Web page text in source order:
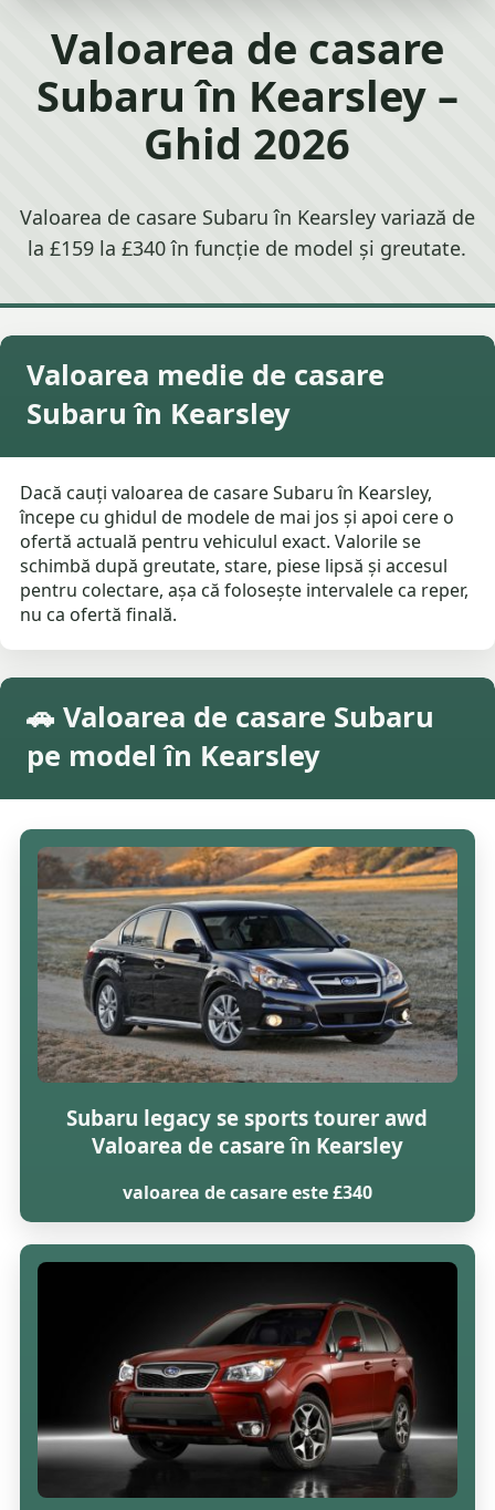
Valoarea de casare
Subaru în Kearsley –
Ghid 2026
Valoarea de casare Subaru în Kearsley variază de
la £159 la £340 în funcție de model și greutate.
Valoarea medie de casare
Subaru în Kearsley
Dacă cauți valoarea de casare Subaru în Kearsley,
începe cu ghidul de modele de mai jos și apoi cere o
ofertă actuală pentru vehiculul exact. Valorile se
schimbă după greutate, stare, piese lipsă și accesul
pentru colectare, așa că folosește intervalele ca reper,
nu ca ofertă finală.
🚗 Valoarea de casare Subaru
pe model în Kearsley
Subaru legacy se sports tourer awd
Valoarea de casare în Kearsley
valoarea de casare este £340